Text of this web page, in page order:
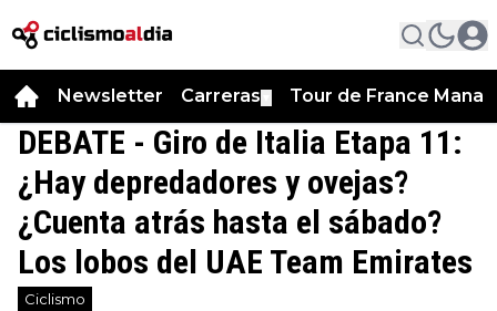
Newsletter Carreras Tour de France
DEBATE - Giro de Italia Etapa 11:
¿Hay depredadores y ovejas?
¿Cuenta atrás hasta el sábado?
Los lobos del UAE Team Emirates
Ciclismo